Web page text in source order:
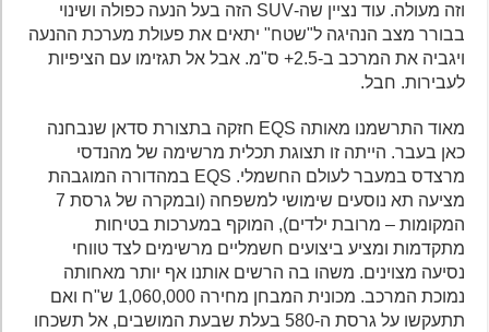
וזה מעולה. עוד נציין שה-SUV הזה בעל הנעה כפולה ושינוי
בבורר מצב הנהיגה ל"שטח" יתאים את פעולת מערכת ההנעה
ויגביה את המרכב ב-2.5+ ס"מ. אבל אל תגזימו עם הציפיות
לעבירות. חבל.
מאוד התרשמנו מאותה EQS חזקה בתצורת סדאן שנבחנה
כאן בעבר. הייתה זו תצוגת תכלית מרשימה של מהנדסי
מרצדס במעבר לעולם החשמלי. EQS במהדורה המוגבהת
מציעה תא נוסעים שימושי למשפחה (ובמקרה של גרסת 7
המקומות – מרובת ילדים), המוקף במערכות בטיחות
מתקדמות ומציע ביצועים חשמליים מרשימים לצד טווחי
נסיעה מצוינים. משהו בה הרשים אותנו אף יותר מאחותה
נמוכת המרכב. מכונית המבחן מחירה 1,060,000 ש"ח ואם
תתעקשו על גרסת ה-580 בעלת שבעת המושבים, אל תשכחו